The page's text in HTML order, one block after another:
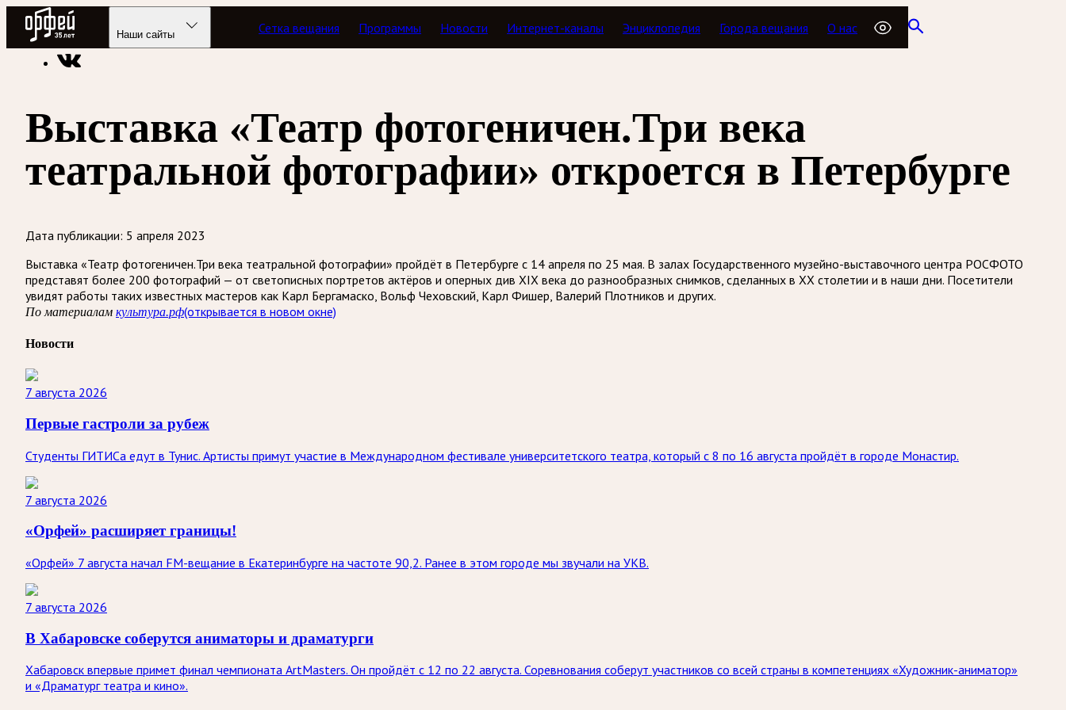
Радио Орфей
Наши сайты Сетка вещания Программы Новости Интернет-каналы Энциклопедия Города вещания О нас
Радио классической музыки «Орфей» Новости
Выставка «Театр фотогеничен.Три века
театральной фотографии» откроется в Петербурге
Дата публикации: 5 апреля 2023
Выставка «Театр фотогеничен.Три века театральной фотографии» пройдёт в Петербурге с 14 апреля по 25 мая. В залах Государственного музейно-выставочного центра РОСФОТО
представят более 200 фотографий — от светописных портретов актёров и оперных див XIX века до разнообразных снимков, сделанных в XX столетии и в наши дни. Посетители
увидят работы таких известных мастеров как Карл Бергамаско, Вольф Чеховский, Карл Фишер, Валерий Плотников и других.
По материалам культура.рф(открывается в новом окне)
Новости
7 августа 2026
Первые гастроли за рубеж
Студенты ГИТИСа едут в Тунис. Артисты примут участие в Международном фестивале университетского театра, который с 8 по 16 августа пройдёт в городе Монастир.
7 августа 2026
«Орфей» расширяет границы!
«Орфей» 7 августа начал FM-вещание в Екатеринбурге на частоте 90,2. Ранее в этом городе мы звучали на УКВ.
7 августа 2026
В Хабаровске соберутся аниматоры и драматурги
Хабаровск впервые примет финал чемпионата ArtMasters. Он пройдёт с 12 по 22 августа. Соревнования соберут участников со всей страны в компетенциях «Художник-аниматор»
и «Драматург театра и кино».